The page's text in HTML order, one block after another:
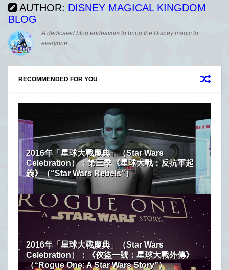
AUTHOR: DISNEY MAGICAL KINGDOM
BLOG
A dedicated blog endeavors to bring the Disney magic to
everyone.
RECOMMENDED FOR YOU
2016年「星球大戰慶典」（Star Wars
Celebration）：第三季《星球大戰：反抗軍起
義》（“Star Wars Rebels”）
2016年「星球大戰慶典」（Star Wars
Celebration）：《俠盜一號：星球大戰外傳》
（“Rogue One: A Star Wars Story”）